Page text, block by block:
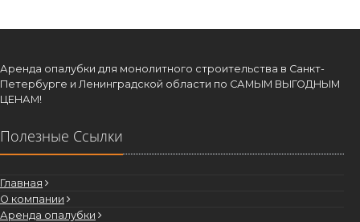
Аренда опалубки для монолитного строительства в Санкт-
Петербурге и Ленинградской области по САМЫМ ВЫГОДНЫМ
ЦЕНАМ!
Полезные Ссылки
Главная
О компании
Аренда опалубки